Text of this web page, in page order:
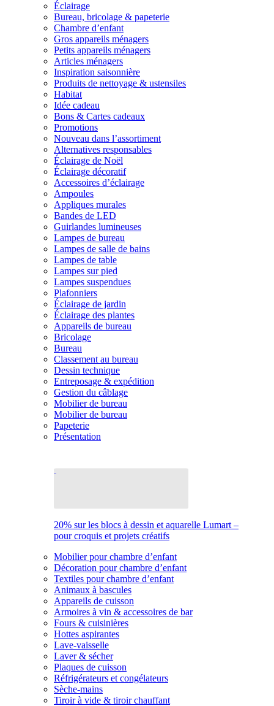
Éclairage
Bureau, bricolage & papeterie
Chambre d’enfant
Gros appareils ménagers
Petits appareils ménagers
Articles ménagers
Inspiration saisonnière
Produits de nettoyage & ustensiles
Habitat
Idée cadeau
Bons & Cartes cadeaux
Promotions
Nouveau dans l’assortiment
Alternatives responsables
Éclairage de Noël
Éclairage décoratif
Accessoires d’éclairage
Ampoules
Appliques murales
Bandes de LED
Guirlandes lumineuses
Lampes de bureau
Lampes de salle de bains
Lampes de table
Lampes sur pied
Lampes suspendues
Plafonniers
Éclairage de jardin
Éclairage des plantes
Appareils de bureau
Bricolage
Bureau
Classement au bureau
Dessin technique
Entreposage & expédition
Gestion du câblage
Mobilier de bureau
Mobilier de bureau
Papeterie
Présentation
20% sur les blocs à dessin et aquarelle Lumart –
pour croquis et projets créatifs
Mobilier pour chambre d’enfant
Décoration pour chambre d’enfant
Textiles pour chambre d’enfant
Animaux à bascules
Appareils de cuisson
Armoires à vin & accessoires de bar
Fours & cuisinières
Hottes aspirantes
Lave-vaisselle
Laver & sécher
Plaques de cuisson
Réfrigérateurs et congélateurs
Sèche-mains
Tiroir à vide & tiroir chauffant